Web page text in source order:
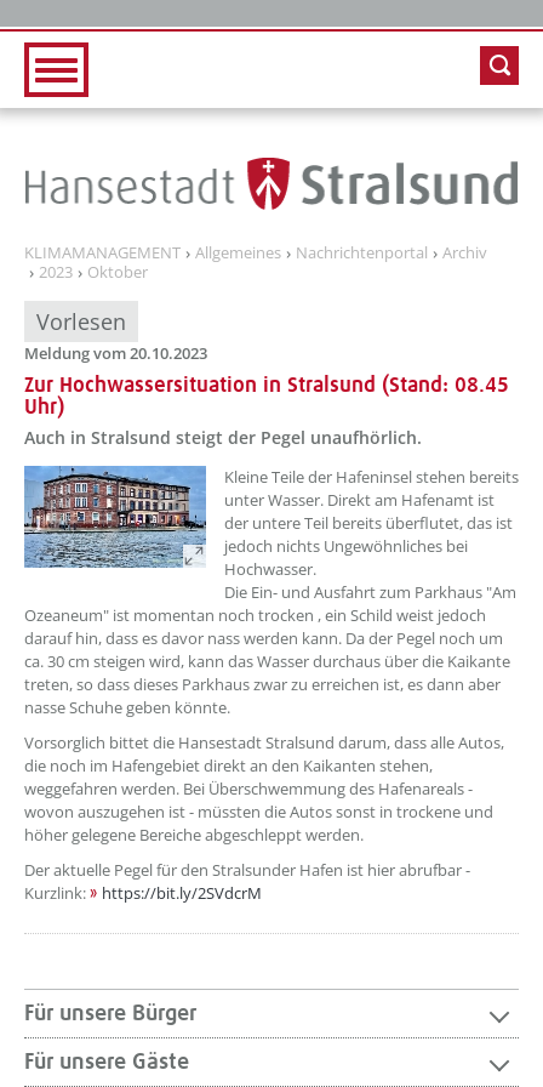
KLIMAMANAGEMENT Allgemeines Nachrichtenportal
Archiv
2023
Oktober
Vorlesen
Meldung vom 20.10.2023
Zur Hochwassersituation in Stralsund (Stand: 08.45
Uhr)
Auch in Stralsund steigt der Pegel unaufhörlich.
??? absaetzeOben[1]/titel ???
Kleine Teile der Hafeninsel stehen bereits
unter Wasser. Direkt am Hafenamt ist
der untere Teil bereits überflutet, das ist
jedoch nichts Ungewöhnliches bei
Hochwasser.
Die Ein- und Ausfahrt zum Parkhaus "Am
Ozeaneum" ist momentan noch trocken , ein Schild weist jedoch
darauf hin, dass es davor nass werden kann. Da der Pegel noch um
ca. 30 cm steigen wird, kann das Wasser durchaus über die Kaikante
treten, so dass dieses Parkhaus zwar zu erreichen ist, es dann aber
nasse Schuhe geben könnte.
Vorsorglich bittet die Hansestadt Stralsund darum, dass alle Autos,
die noch im Hafengebiet direkt an den Kaikanten stehen,
weggefahren werden. Bei Überschwemmung des Hafenareals -
wovon auszugehen ist - müssten die Autos sonst in trockene und
höher gelegene Bereiche abgeschleppt werden.
Der aktuelle Pegel für den Stralsunder Hafen ist hier abrufbar -
Kurzlink:
https://bit.ly/2SVdcrM
Für unsere Bürger
Für unsere Gäste